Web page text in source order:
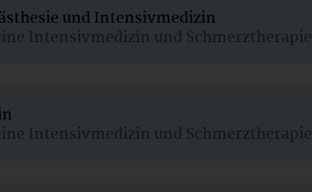
und Intensivmedizin
Intensivmedizin und Schmerztherapie
Intensivmedizin und Schmerztherapie